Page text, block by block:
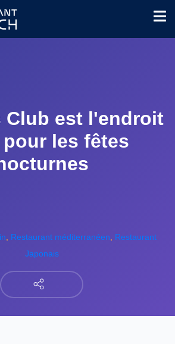
Club est l'endroit
les fêtes
Restaurant méditerranéen
Restaurant
Japonais